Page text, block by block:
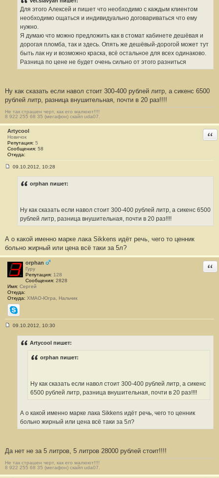
Для этого Алексей и пишет что необходимо с каждым клиентом
необходимо ощаться и индивидуально договариваться что ему
нужно.
Я думаю что можно предложить как в стомат кабинете дешёвая и
дорогая пломба, так и здесь. Опять же дешёвый-дорогой может тут
быть лак ну и возможно краска, всё остальное для всех одинаково.
Разница по цене не будет очень сильно от этого разниться
Ну как сказать если навол стоит 300-400 рублей литр, а сикенс 6500
рублей литр, разница внушительная, почти в 20 раз!!!!
Не так страшен черт, как его малюют!!!!
8 922 255 68 35 (мегафон) скайп uda07.
Artycool
Новичок
Репутация: 5
Сообщения: 58
Откуда:
09.10.2012, 10:28
orphan пишет:
Ну как сказать если навол стоит 300-400 рублей литр, а сикенс 6500
рублей литр, разница внушительная, почти в 20 раз!!!!
А о какой именно марке лака Sikkens идёт речь, чего то ценник
больно жирный или цена всё таки за 5л?
orphan
Гуру
Репутация: 128
Сообщения: 2828
Имя: Сергей
Откуда:
Откуда: ХМАО-Югра, Нальчик
Skype
09.10.2012, 10:30
Artycool пишет:
orphan пишет:
Ну как сказать если навол стоит 300-400 рублей литр, а сикенс
6500 рублей литр, разница внушительная, почти в 20 раз!!!!
А о какой именно марке лака Sikkens идёт речь, чего то ценник
больно жирный или цена всё таки за 5л?
Да нет не за 5 литров, 5 литров 28000 рублей стоит!!!!
Не так страшен черт, как его малюют!!!!
8 922 255 68 35 (мегафон) скайп uda07.